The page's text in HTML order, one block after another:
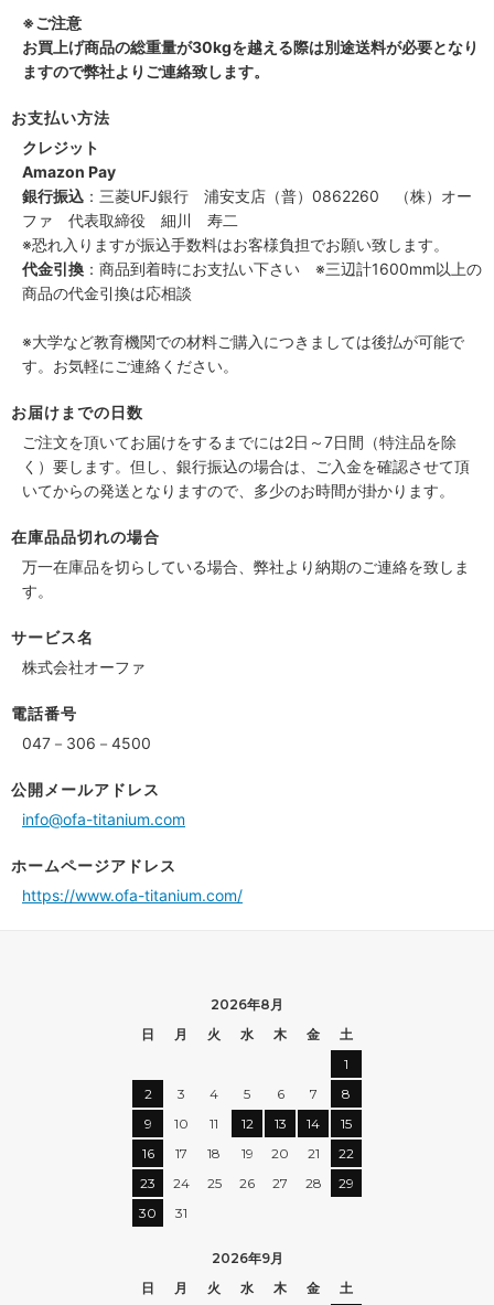
※ご注意
お買上げ商品の総重量が30kgを越える際は別途送料が必要となり
ますので弊社よりご連絡致します。
お支払い方法
クレジット
Amazon Pay
銀行振込 ：三菱UFJ銀行 浦安支店（普）0862260 （株）オー
ファ 代表取締役 細川 寿二
※恐れ入りますが振込手数料はお客様負担でお願い致します。
代金引換 ：商品到着時にお支払い下さい ※三辺計1600mm以上の
商品の代金引換は応相談
※大学など教育機関での材料ご購入につきましては後払が可能で
す。お気軽にご連絡ください。
お届けまでの日数
ご注文を頂いてお届けをするまでには2日～7日間（特注品を除
く）要します。但し、銀行振込の場合は、ご入金を確認させて頂
いてからの発送となりますので、多少のお時間が掛かります。
在庫品品切れの場合
万一在庫品を切らしている場合、弊社より納期のご連絡を致しま
す。
サービス名
株式会社オーファ
電話番号
047－306－4500
公開メールアドレス
info@ofa-titanium.com
ホームページアドレス
https://www.ofa-titanium.com/
2026年8月
日
月 火 水 木 金
土
1
2
3 4 5 6 7
8
9
10 11 12 13 14
15
16
17 18 19 20 21
22
23
24 25 26 27 28
29
30
31
2026年9月
日
月 火 水 木 金
土